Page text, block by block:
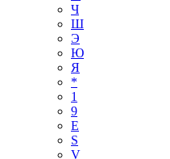
Ч
Ш
Э
Ю
Я
*
1
9
E
S
V